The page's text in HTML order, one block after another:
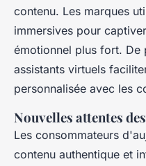
contenu. Les marques
immersives pour
émotionnel plus fort. De
assistants virtuels
personnalisée avec les
Nouvelles attentes
Les consommateurs
contenu authentique et